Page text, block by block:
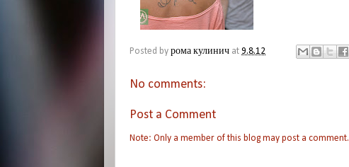
Posted by рома кулинич at 9.8.12
No comments:
Post a Comment
Note: Only a member of this blog may post a comment.